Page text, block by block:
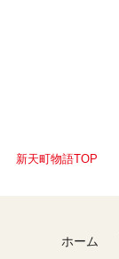
新天町物語TOP
ホーム